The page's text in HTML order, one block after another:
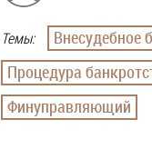
Темы: Внесудебное
Процедура
Финуправляющий